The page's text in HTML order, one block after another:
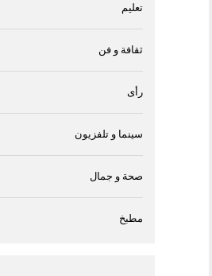
تعليم
ثقافة و فن
رأى
سينما و تلفزيون
صحة و جمال
مطبخ